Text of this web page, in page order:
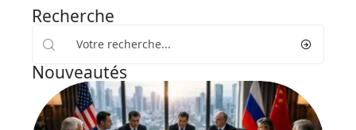
Recherche
Nouveautés